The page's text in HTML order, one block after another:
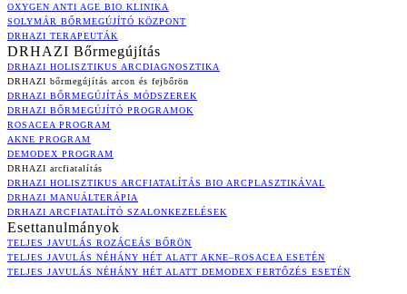
OXYGEN ANTI AGE BIO KLINIKA
SOLYMÁR BŐRMEGÚJÍTÓ KÖZPONT
DRHAZI TERAPEUTÁK
DRHAZI Bőrmegújítás
DRHAZI HOLISZTIKUS ARCDIAGNOSZTIKA
DRHAZI bőrmegújítás arcon és fejbőrön
DRHAZI BŐRMEGÚJÍTÁS MÓDSZEREK
DRHAZI BŐRMEGÚJÍTÓ PROGRAMOK
ROSACEA PROGRAM
AKNE PROGRAM
DEMODEX PROGRAM
DRHAZI arcfiatalítás
DRHAZI HOLISZTIKUS ARCFIATALÍTÁS BIO ARCPLASZTIKÁVAL
DRHAZI MANUÁLTERÁPIA
DRHAZI ARCFIATALÍTÓ SZALONKEZELÉSEK
Esettanulmányok
TELJES JAVULÁS ROZÁCEÁS BŐRÖN
TELJES JAVULÁS NÉHÁNY HÉT ALATT AKNE–ROSACEA ESETÉN
TELJES JAVULÁS NÉHÁNY HÉT ALATT DEMODEX FERTŐZÉS ESETÉN